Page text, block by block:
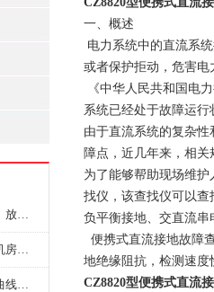
蓄电池整组充放电活化仪充不满、放不完怎么办？
蓄电池充放检一体机适用场景，机房基站变电站铅酸蓄电池维护检测应用
蓄电池充放检一体机数据采集、曲线分析与电池健康状态智能评估功能详解
一、概述
电力系统中的直流系
或者保护拒动，危害电
《中华人民共和国电
系统已经处于故障运
由于直流系统的复杂
障点，近几年来，相
为了能够帮助现场维
找仪，该查找仪可以查
负平衡接地、交直流
便携式直流接地故障
地绝缘阻抗，检测速
CZ8820型便携式直流